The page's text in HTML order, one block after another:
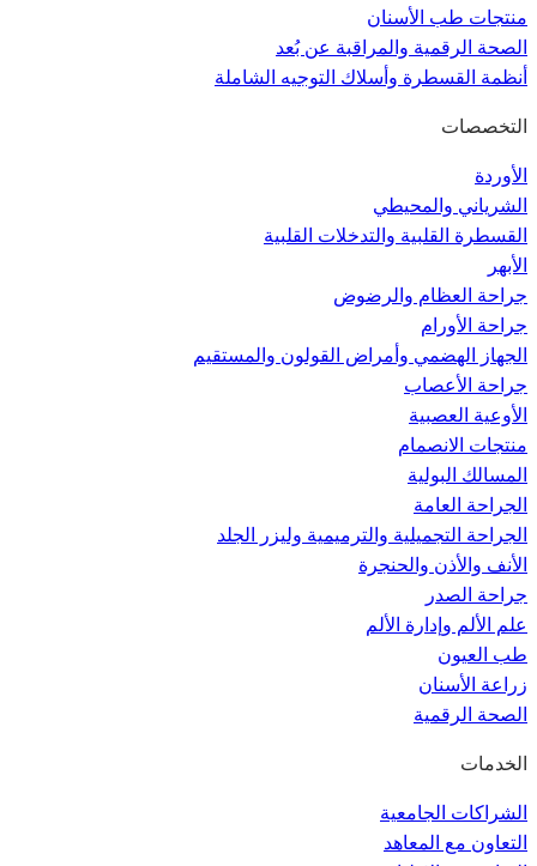
منتجات طب الأسنان
الصحة الرقمية والمراقبة عن بُعد
أنظمة القسطرة وأسلاك التوجيه الشاملة
التخصصات
الأوردة
الشرياني والمحيطي
القسطرة القلبية والتدخلات القلبية
الأبهر
جراحة العظام والرضوض
جراحة الأورام
الجهاز الهضمي وأمراض القولون والمستقيم
جراحة الأعصاب
الأوعية العصبية
منتجات الانصمام
المسالك البولية
الجراحة العامة
الجراحة التجميلية والترميمية وليزر الجلد
الأنف والأذن والحنجرة
جراحة الصدر
علم الألم وإدارة الألم
طب العيون
زراعة الأسنان
الصحة الرقمية
الخدمات
الشراكات الجامعية
التعاون مع المعاهد